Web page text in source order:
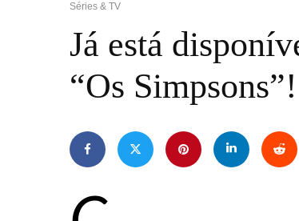
Séries & TV
Já está
“Os Simpsons”!